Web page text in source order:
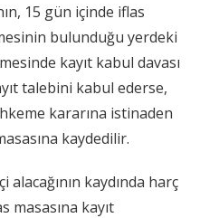
15 gün içinde iflas
bulunduğu yerdeki
kayıt kabul davası
talebini kabul ederse,
kararına istinaden
kaydedilir.
alacağının kaydında harç
masasına kayıt